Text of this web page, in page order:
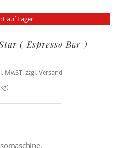
auf Lager
( Espresso Bar )
MwST. zzgl. Versand